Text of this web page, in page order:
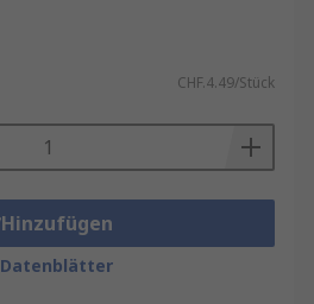
CHF.4.49/Stück
Hinzufügen
Datenblätter